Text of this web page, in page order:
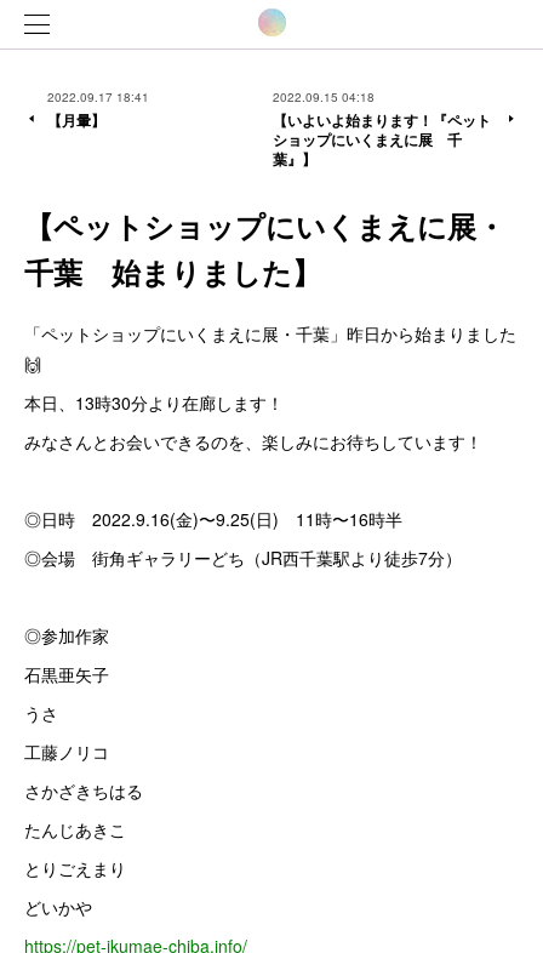
2022.09.17 18:41
【月暈】
2022.09.15 04:18
【いよいよ始まります！『ペット
ショップにいくまえに展 千
葉』】
【ペットショップにいくまえに展・
千葉 始まりました】
「ペットショップにいくまえに展・千葉」昨日から始まりました
🙌
本日、13時30分より在廊します！
みなさんとお会いできるのを、楽しみにお待ちしています！
◎日時 2022.9.16(金)〜9.25(日) 11時〜16時半
◎会場 街角ギャラリーどち（JR西千葉駅より徒歩7分）
◎参加作家
石黒亜矢子
うさ
工藤ノリコ
さかざきちはる
たんじあきこ
とりごえまり
どいかや
https://pet-ikumae-chiba.info/